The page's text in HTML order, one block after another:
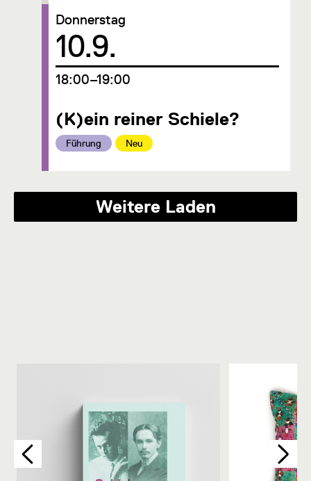
(K)ein reiner Schiele?
Kategorie:
Führung Kategorie:
Neu
Donnerstag
Datum
10.9.
um
18:00–19:00
Weitere Laden